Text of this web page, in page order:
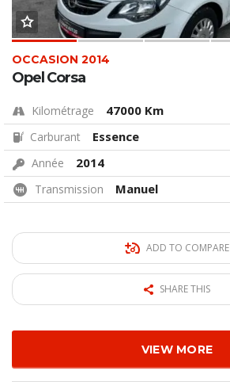
OCCASION 2014
Opel Corsa
Kilométrage 47000 Km
Carburant Essence
Année 2014
Transmission Manuel
ADD TO COMPARE
SHARE THIS
VIEW MORE